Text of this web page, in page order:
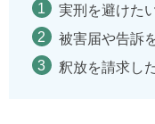
実刑を避けた
被害届や告訴
釈放を請求し